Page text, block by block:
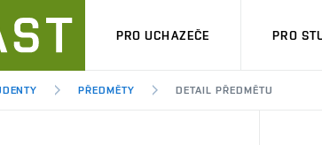
PRO UCHAZEČE PRO
PŘEDMĚTY DETAIL PŘEDMĚTU